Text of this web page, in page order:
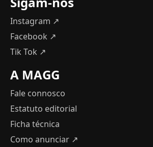
Instagram ↗
Facebook ↗
Tik Tok ↗
A MAGG
Fale connosco
Estatuto editorial
Ficha técnica
Como anunciar ↗